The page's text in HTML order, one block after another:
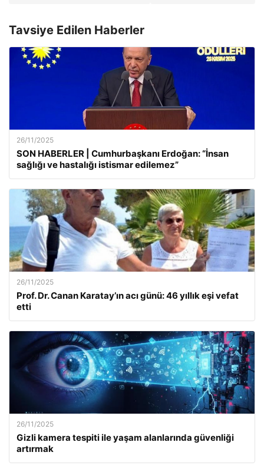
Tavsiye Edilen Haberler
26/11/2025
SON HABERLER | Cumhurbaşkanı Erdoğan: “İnsan
sağlığı ve hastalığı istismar edilemez”
26/11/2025
Prof. Dr. Canan Karatay’ın acı günü: 46 yıllık eşi vefat
etti
26/11/2025
Gizli kamera tespiti ile yaşam alanlarında güvenliği
artırmak